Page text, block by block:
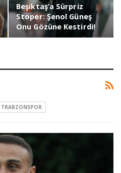
Beşiktaş’a Sürpriz
Stoper: Şenol Güneş
Onu Gözüne Kestirdi!
TRABZONSPOR